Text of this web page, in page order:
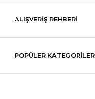
ALIŞVERİŞ REHBERİ
POPÜLER KATEGORİLER